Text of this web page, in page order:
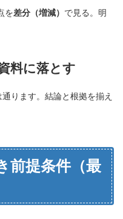
を差分（増減） で見る。明
料に落とす
ります。結論と根拠を揃え
前提条件（最